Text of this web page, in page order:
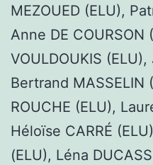
MEZOUED (ELU),
Anne DE COURSON
VOULDOUKIS
Bertrand MASSELIN
ROUCHE (ELU),
Héloïse CARRÉ
(ELU), Léna